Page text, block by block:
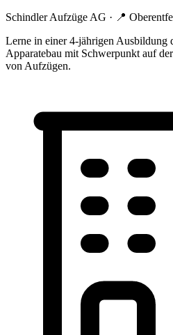
Schindler Aufzüge AG · 📍
Lerne in einer 4-jährigen Ausbildung
Apparatebau mit Schwerpunkt auf
von Aufzügen.